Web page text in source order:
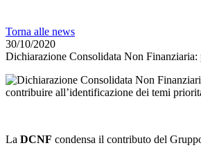
Torna alle news
30/10/2020
Dichiarazione Consolidata Non
contribuire all’identificazione dei temi
La DCNF condensa il contributo del